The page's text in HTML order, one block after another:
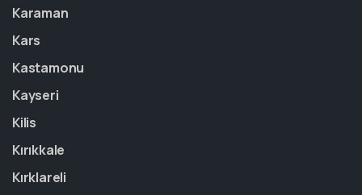
Karaman
Kars
Kastamonu
Kayseri
Kilis
Kırıkkale
Kırklareli